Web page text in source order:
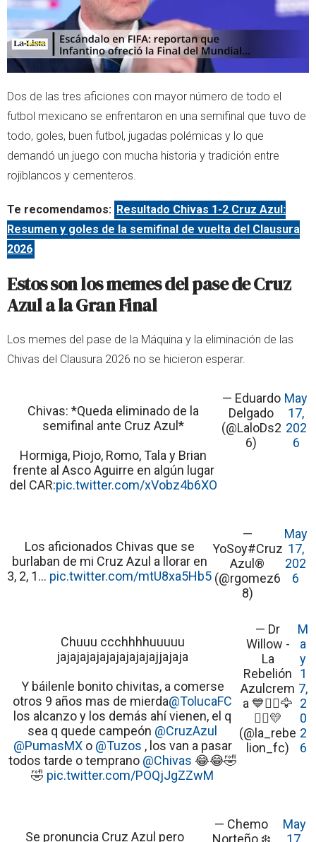
Dos de las tres aficiones con mayor número de todo el
futbol mexicano se enfrentaron en una semifinal que tuvo de
todo, goles, buen futbol, jugadas polémicas y lo que
demandó un juego con mucha historia y tradición entre
rojiblancos y cementeros.
Te recomendamos: Resultado Chivas 1-2 Cruz Azul:
Resumen y goles de la semifinal de vuelta del Clausura
2026
Estos son los memes del pase de Cruz
Azul a la Gran Final
Los memes del pase de la Máquina y la eliminación de las
Chivas del Clausura 2026 no se hicieron esperar.
Chivas: *Queda eliminado de la
semifinal ante Cruz Azul*
Hormiga, Piojo, Romo, Tala y Brian
frente al Asco Aguirre en algún lugar
del CAR:pic.twitter.com/xVobz4b6XO
— Eduardo
Delgado
(@LaloDs2
6)
May
17,
202
6
Los aficionados Chivas que se
burlaban de mi Cruz Azul a llorar en
3, 2, 1... pic.twitter.com/mtU8xa5Hb5
—
YoSoy#Cruz
Azul®
(@rgomez6
8)
May
17,
202
6
Chuuu ccchhhhuuuuu
jajajajajajajajajajajjajaja
Y báilenle bonito chivitas, a comerse
otros 9 años mas de mierda@TolucaFC
los alcanzo y los demás ahí vienen, el q
sea q quede campeón @CruzAzul
@PumasMXo @Tuzos , los van a pasar
todos tarde o temprano @Chivas 😂😂🤣
🤣 pic.twitter.com/POQjJgZZwM
— Dr
Willow -
La
Rebelión
Azulcrem
a 💙🏴‍☠️🦅
🏴‍☠️💛
(@la_rebe
lion_fc)
M
a
y
1
7,
2
0
2
6
Se pronuncia Cruz Azul pero
— Chemo
May